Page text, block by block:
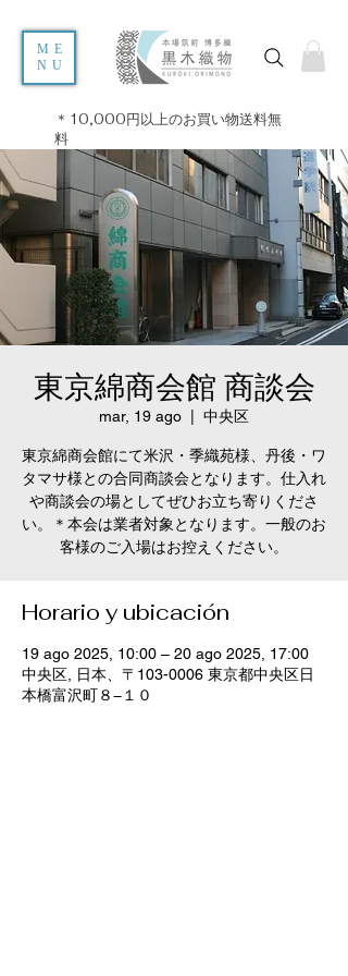
ME
NU
＊10,000円以上のお買い物送料無
料
東京綿商会館 商談会
mar, 19 ago 中央区
東京綿商会館にて米沢・季織苑様、丹後・ワ
タマサ様との合同商談会となります。仕入れ
や商談会の場としてぜひお立ち寄りくださ
い。＊本会は業者対象となります。一般のお
客様のご入場はお控えください。
Horario y ubicación
19 ago 2025, 10:00 – 20 ago 2025, 17:00
中央区, 日本、〒103-0006 東京都中央区日
本橋富沢町８−１０